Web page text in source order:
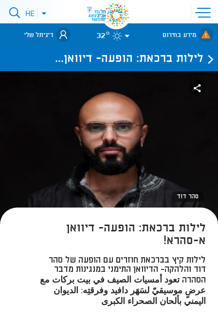
פתיחת
תפריט
אתר
לאתר עיריית
תל-אביב
פתיחתHE
מידע בחירום 32° דיגיתל שלי
לילות ברכאת: הופעה- דיוואן...
סהר דוד
לילות ברכאת: הופעה- דיוואן
א-סהרא!
לילות קיץ בברכאת חוזרים עם הופעה של סהר
דוד והלהקה- הדיוואן התימני במנגינות מדבר
הסהרה تعود أمسيات الصيف في بيت بركات مع
عرضٍ موسيقيّ لسَهَر دافيد وفرقتِه: الديوان
اليمني بألحان الصحراء الكبرى